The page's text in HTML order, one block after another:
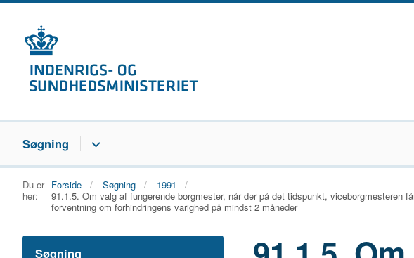
Søgning
Du er
her:
Forside Søgning
1991
91.1.5. Om valg af fungerende borgmester, når der på det tidspunkt, viceborgmesteren
forventning om forhindringens varighed på mindst 2 måneder
Søgning